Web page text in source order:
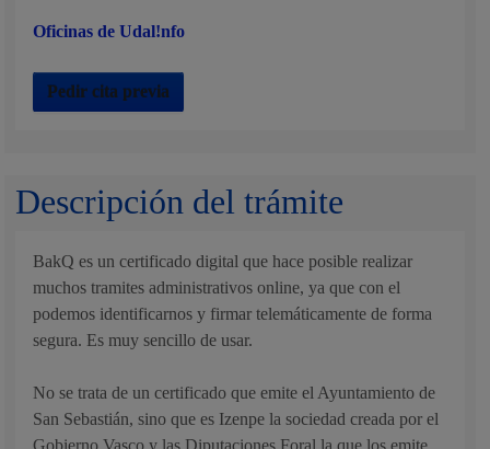
Oficinas de Udal!nfo
Pedir cita previa
Descripción del trámite
BakQ es un certificado digital que hace posible realizar
muchos tramites administrativos online, ya que con el
podemos identificarnos y firmar telemáticamente de forma
segura. Es muy sencillo de usar.
No se trata de un certificado que emite el Ayuntamiento de
San Sebastián, sino que es Izenpe la sociedad creada por el
Gobierno Vasco y las Diputaciones Foral la que los emite